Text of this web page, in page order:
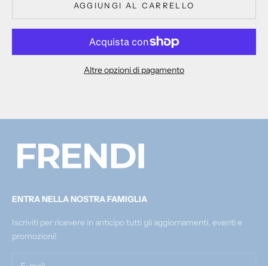
AGGIUNGI AL CARRELLO
Altre opzioni di pagamento
ENTRA NELLA NOSTRA FAMIGLIA
Iscriviti per ricevere in anticipo tutti gli aggiornamenti, eventi e
promozioni!